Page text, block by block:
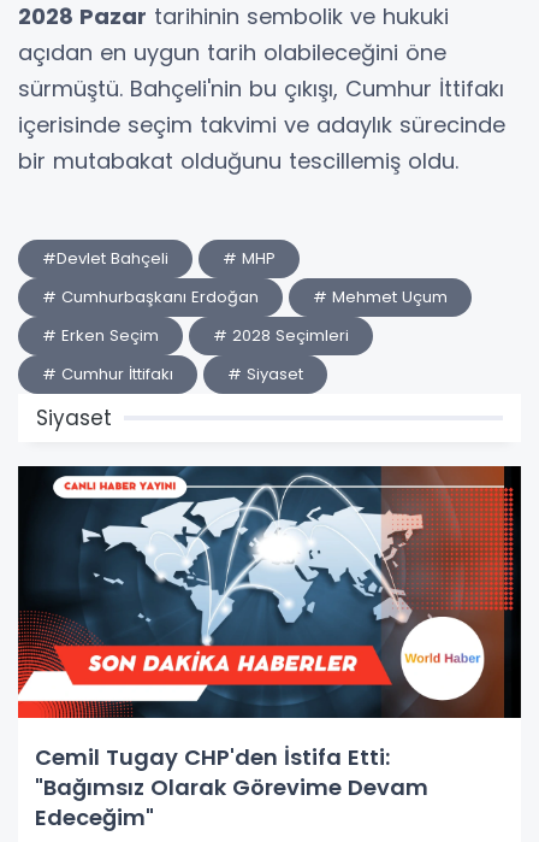
2028 Pazar tarihinin sembolik ve hukuki
açıdan en uygun tarih olabileceğini öne
sürmüştü. Bahçeli'nin bu çıkışı, Cumhur İttifakı
içerisinde seçim takvimi ve adaylık sürecinde
bir mutabakat olduğunu tescillemiş oldu.
#Devlet Bahçeli
# MHP
# Cumhurbaşkanı Erdoğan
# Mehmet Uçum
# Erken Seçim
# 2028 Seçimleri
# Cumhur İttifakı
# Siyaset
Siyaset
Cemil Tugay CHP'den İstifa Etti:
"Bağımsız Olarak Görevime Devam
Edeceğim"